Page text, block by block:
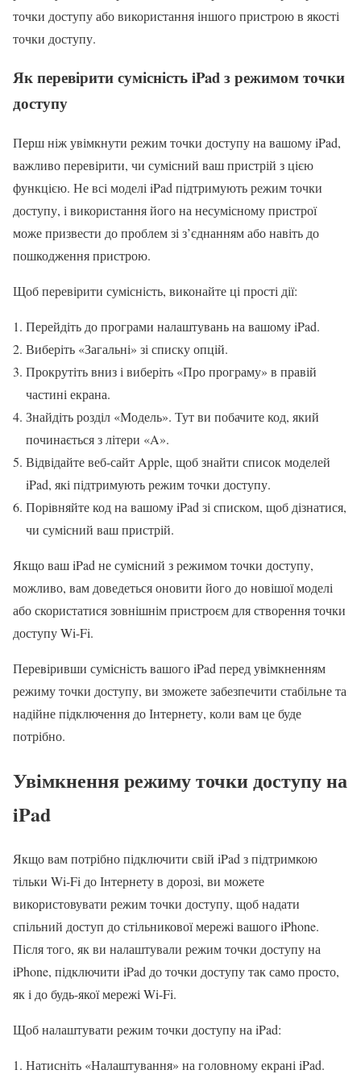
точки доступу або використання іншого пристрою в якості
точки доступу.
Як перевірити сумісність iPad з режимом точки
доступу
Перш ніж увімкнути режим точки доступу на вашому iPad,
важливо перевірити, чи сумісний ваш пристрій з цією
функцією. Не всі моделі iPad підтримують режим точки
доступу, і використання його на несумісному пристрої
може призвести до проблем зі з’єднанням або навіть до
пошкодження пристрою.
Щоб перевірити сумісність, виконайте ці прості дії:
Перейдіть до програми налаштувань на вашому iPad.
Виберіть «Загальні» зі списку опцій.
Прокрутіть вниз і виберіть «Про програму» в правій
частині екрана.
Знайдіть розділ «Модель». Тут ви побачите код, який
починається з літери «A».
Відвідайте веб-сайт Apple, щоб знайти список моделей
iPad, які підтримують режим точки доступу.
Порівняйте код на вашому iPad зі списком, щоб дізнатися,
чи сумісний ваш пристрій.
Якщо ваш iPad не сумісний з режимом точки доступу,
можливо, вам доведеться оновити його до новішої моделі
або скористатися зовнішнім пристроєм для створення точки
доступу Wi-Fi.
Перевіривши сумісність вашого iPad перед увімкненням
режиму точки доступу, ви зможете забезпечити стабільне та
надійне підключення до Інтернету, коли вам це буде
потрібно.
Увімкнення режиму точки доступу на
iPad
Якщо вам потрібно підключити свій iPad з підтримкою
тільки Wi-Fi до Інтернету в дорозі, ви можете
використовувати режим точки доступу, щоб надати
спільний доступ до стільникової мережі вашого iPhone.
Після того, як ви налаштували режим точки доступу на
iPhone, підключити iPad до точки доступу так само просто,
як і до будь-якої мережі Wi-Fi.
Щоб налаштувати режим точки доступу на iPad:
Натисніть «Налаштування» на головному екрані iPad.